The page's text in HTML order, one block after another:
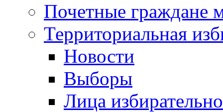
Почетные граждане
Территориальная
Новости
Выборы
Лица